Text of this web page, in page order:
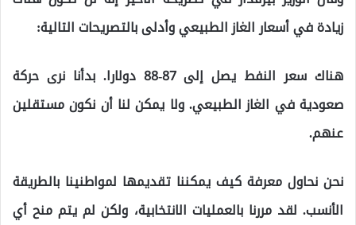
زيادة في أسعار الغاز الطبيعي وأدلى بالتصريحات التالية:
هناك سعر النفط يصل إلى 87-88 دولارا. بدأنا نرى حركة
صعودية في الغاز الطبيعي. ولا يمكن لنا أن نكون مستقلين
عنهم.
نحن نحاول معرفة كيف يمكننا تقديمها لمواطنينا بالطريقة
الأنسب. لقد مررنا بالعمليات الانتخابية، ولكن لم يتم منح أي